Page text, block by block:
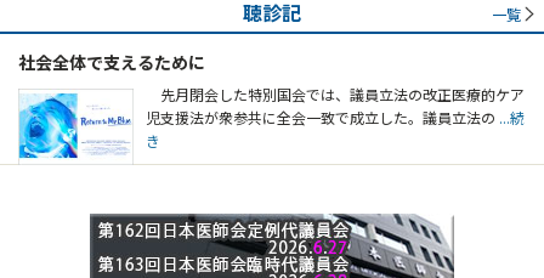
聴診記 一覧
社会全体で支えるために
先月閉会した特別国会では、議員立法の改正医療的ケア
児支援法が衆参共に全会一致で成立した。議員立法の ...続
き